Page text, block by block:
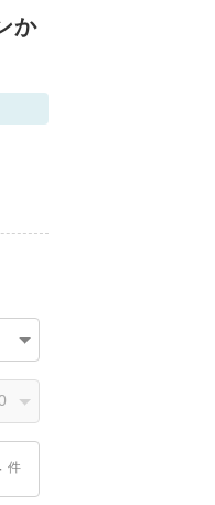
か
件